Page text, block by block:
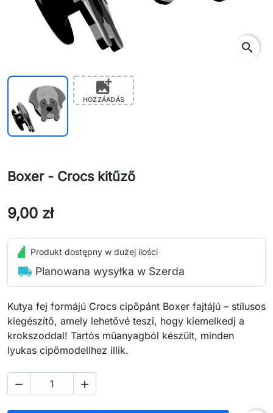
search
add_photo_alternate
HOZZÁADÁS
Boxer - Crocs kitűző
9,00 zł
Produkt dostępny w dużej ilości
local_shipping Planowana wysyłka w Szerda
Kutya fej formájú Crocs cipőpánt Boxer fajtájú – stílusos
kiegészítő, amely lehetővé teszi, hogy kiemelkedj a
krokszoddal! Tartós műanyagból készült, minden
lyukas cipőmodellhez illik.
 